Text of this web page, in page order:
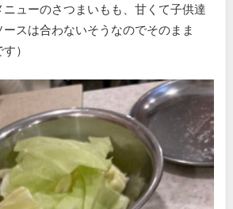
ューのさつまいもも、甘くて子供達
スは合わないそうなのでそのまま
）